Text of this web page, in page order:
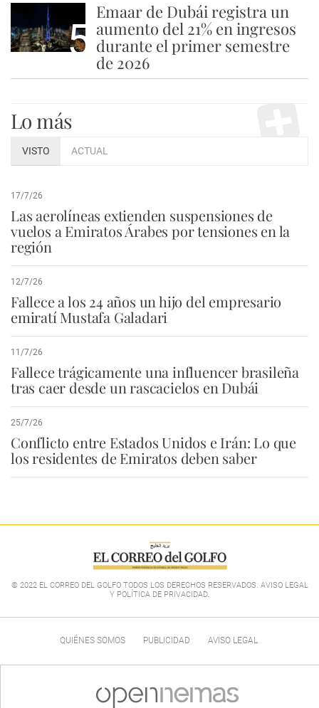
5
Emaar de Dubái registra un
aumento del 21% en ingresos
durante el primer semestre
de 2026
Lo más
VISTO ACTUAL
17/7/26
Las aerolíneas extienden suspensiones de
vuelos a Emiratos Árabes por tensiones en la
región
12/7/26
Fallece a los 24 años un hijo del empresario
emiratí Mustafa Galadari
11/7/26
Fallece trágicamente una influencer brasileña
tras caer desde un rascacielos en Dubái
25/7/26
Conflicto entre Estados Unidos e Irán: Lo que
los residentes de Emiratos deben saber
© 2022 EL CORREO DEL GOLFO TODOS LOS DERECHOS RESERVADOS. AVISO LEGAL
Y POLÍTICA DE PRIVACIDAD.
QUIÉNES SOMOS PUBLICIDAD AVISO LEGAL